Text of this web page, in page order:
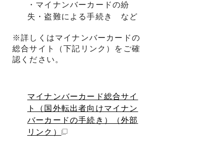
・マイナンバーカードの紛
失・盗難による手続き など
※詳しくはマイナンバーカードの
総合サイト（下記リンク）をご確
認ください。
マイナンバーカード総合サイ
ト（国外転出者向けマイナン
バーカードの手続き）
（外部
リンク）